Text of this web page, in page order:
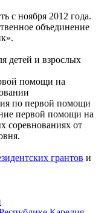
с ноября 2012 года.
объединение
детей и взрослых
помощи на
по первой помощи
первой помощи на
соревнованиях от
грантов и